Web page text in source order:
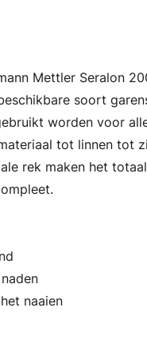
Mettler Seralon
soort
worden voor
tot linnen tot
rek maken het
naaien